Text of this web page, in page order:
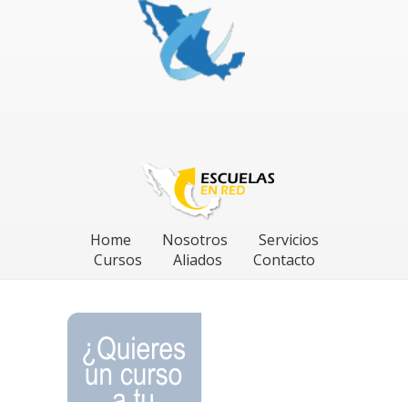
Home Nosotros
Servicios
Cursos
Aliados Contacto